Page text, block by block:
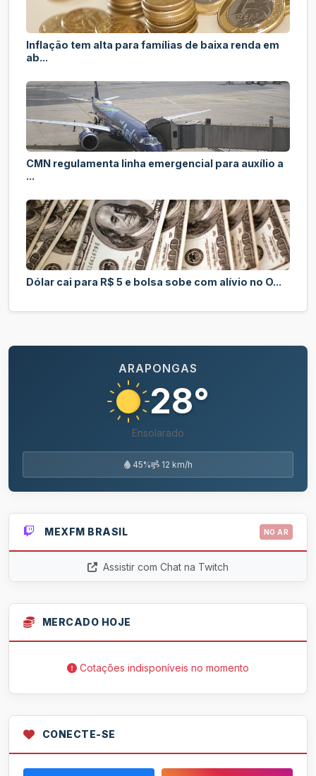
Inflação tem alta para famílias de baixa renda em
ab...
CMN regulamenta linha emergencial para auxílio a
...
Dólar cai para R$ 5 e bolsa sobe com alívio no O...
ARAPONGAS
28°
Ensolarado
45% 12 km/h
MEXFM BRASIL NO AR
Assistir com Chat na Twitch
MERCADO HOJE
Cotações indisponíveis no momento
CONECTE-SE